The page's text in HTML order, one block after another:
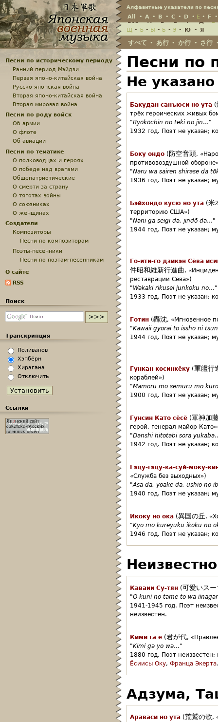
Алфавитные указатели по
All • A • B • C • D • E • F
Всё•А•Б•В•Г•Д•Е
Щ • Ъ • Ы • Ь • Э • Ю • Я
すべて • あ行 • か行 • さ行
Песни по
Не указано
Бакудан санъюси но ута (
трёх героических живых
"Byōkōchin no teki no jin…"
1932 год. Поэт не указан;
Боку ондо ( 防空音頭,
противовоздушной
"Naru wa sairen shirase da
1936 год. Поэт не указан;
Бэйхондо кусю но ута (米
территорию США»)
"Nani ga seigi da, jindō da…"
1944 год. Поэт не указан;
Го-ити-го дзикэн Сёва
件昭和維新行進曲 ,
реставрации Сёва»)
"Wakaki rikusei junkoku no…"
1933 год. Поэт не указан;
Готин (轟沈, «Мгновенное
"Kawaii gyorai to issho ni
1944 год. Поэт не указан;
Гункан косинкёку (軍艦行
кораблей»)
"Mamoru mo semuru mo
1900 год. Поэт не указан;
Гунсин Като сёсё (軍神加
герой, генерал-майор
"Danshi hitotabi sora yukaba
1942 год. Поэт не указан;
Гэцу-гэцу-ка-суй-моку-
«Служба без выходных»)
"Asa da, yoake da, ushio no
1940 год. Поэт не указан;
Икоку но ока (異国の丘,
"Kyō mo kureyuku ikoku no
1946 год. Поэт не указан;
Неизвестно
Каваии Су-тян (可愛いス
"O-kuni no tame to wa
1941-1945 год. Поэт
неизвестен.
Кими га ё (君が代,
"Kimi ga yo wa…"
1880 год. Поэт неизвестен;
Ёсиисы Оку, Франца Экерта.
Адзума,
Араваси но ута (荒鷲の歌,
Песни по историческому периоду
Ранний период Мэйдзи
Первая японо-китайская война
Русско-японская война
Вторая японо-китайская война
Вторая мировая война
Песни по роду войск
Об армии
О флоте
Об авиации
Песни по тематике
О полководцах и героях
О победе над врагами
Общепатриотические
О смерти за страну
О тяготах войны
О союзниках
О женщинах
Создатели
Композиторы
Песни по композиторам
Поэты-песенники
Песни по поэтам-песенникам
О сайте
RSS
Поиск
Транскрипция
Поливанов
Хэпбёрн
Хирагана
Отключить
Ссылки